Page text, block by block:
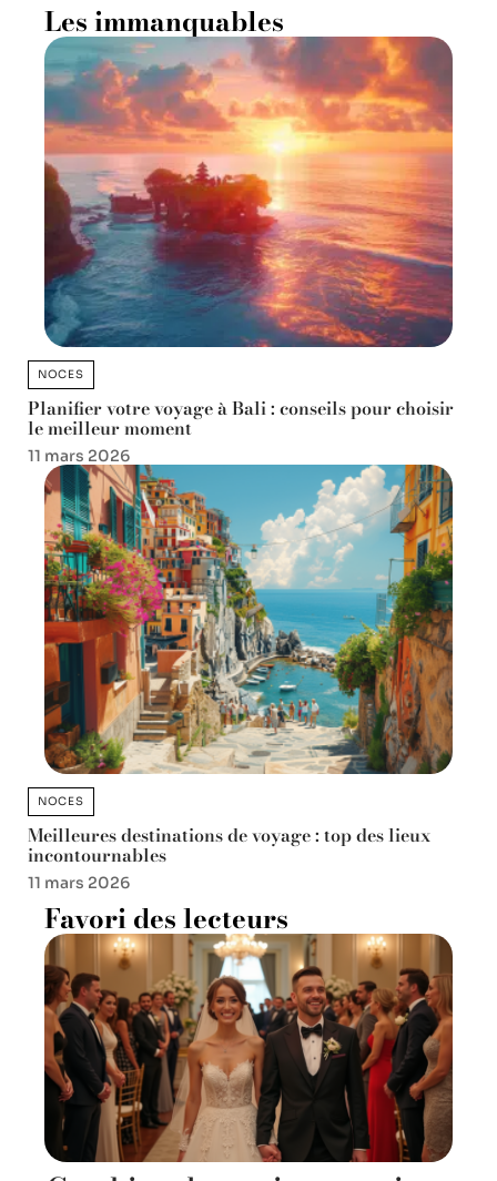
Les immanquables
NOCES
Planifier votre voyage à Bali : conseils pour choisir
le meilleur moment
11 mars 2026
NOCES
Meilleures destinations de voyage : top des lieux
incontournables
11 mars 2026
Favori des lecteurs